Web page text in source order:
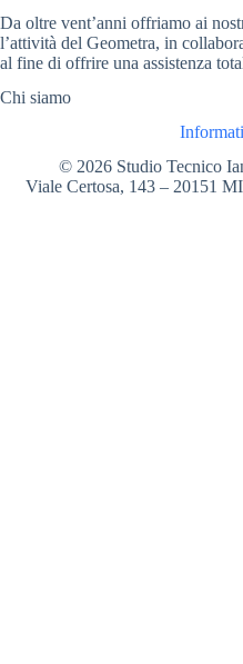
Da oltre vent’anni offriamo ai
l’attività del Geometra, in
al fine di offrire una assistenza
Chi siamo
© 2026 Studio Tecnico
Viale Certosa, 143 – 20151